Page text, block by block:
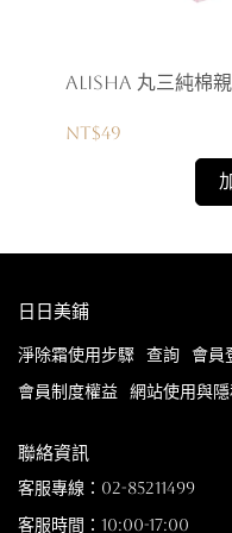
AliSHA 丸三
NT$49
日日美鋪
淨除霜使用步驟 查詢 會員
會員制度權益
網站使用與
聯絡資訊
客服專線：02-85211499
客服時間：10:00-17:00